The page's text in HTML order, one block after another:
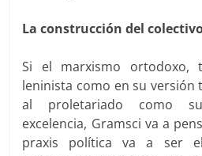
La construcción del
Si el marxismo ortodoxo,
leninista como en su versión
al proletariado como
excelencia, Gramsci va a
praxis política va a ser